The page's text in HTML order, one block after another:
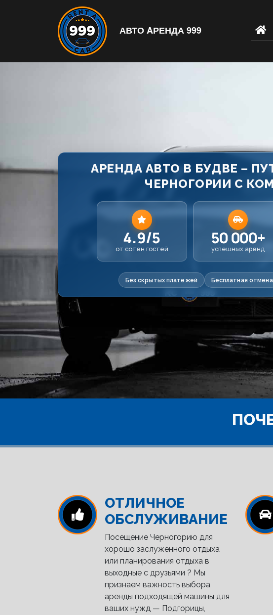
АВТО AРЕНДА 999
АРЕНДА АВТО В БУДВЕ –
ЧЕРНОГОРИИ С
4.9/5
от сотен гостей
50 000+
успешных аренд
Без скрытых платежей Бесплатная отмена
ОТЛИЧНОЕ
ОБСЛУЖИВАНИЕ
Посещение Черногорию для
хорошо заслуженного отдыха
или планирования отдыха в
выходные с друзьями ? Мы
признаем важность выбора
аренды подходящей машины для
ваших нужд — Подгорицы,